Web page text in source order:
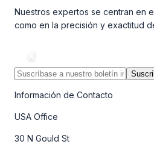
Nuestros expertos se centran en
como en la precisión y exactitud
Información de Contacto
USA Office
30 N Gould St